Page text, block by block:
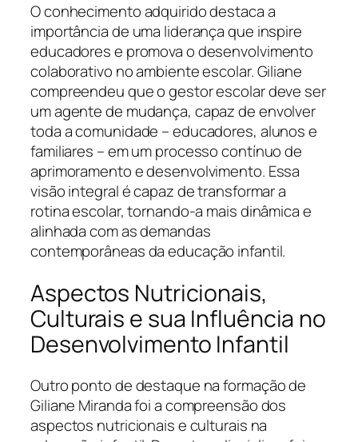
O conhecimento adquirido destaca a
importância de uma liderança que inspire
educadores e promova o desenvolvimento
colaborativo no ambiente escolar. Giliane
compreendeu que o gestor escolar deve ser
um agente de mudança, capaz de envolver
toda a comunidade – educadores, alunos e
familiares – em um processo contínuo de
aprimoramento e desenvolvimento. Essa
visão integral é capaz de transformar a
rotina escolar, tornando-a mais dinâmica e
alinhada com as demandas
contemporâneas da educação infantil.
Aspectos Nutricionais,
Culturais e sua Influência no
Desenvolvimento Infantil
Outro ponto de destaque na formação de
Giliane Miranda foi a compreensão dos
aspectos nutricionais e culturais na